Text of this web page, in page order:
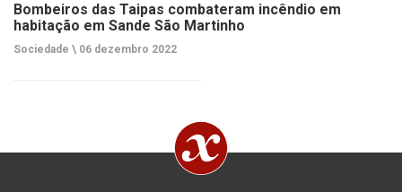
Bombeiros das Taipas combateram incêndio em
habitação em Sande São Martinho
Sociedade \ 06 dezembro 2022